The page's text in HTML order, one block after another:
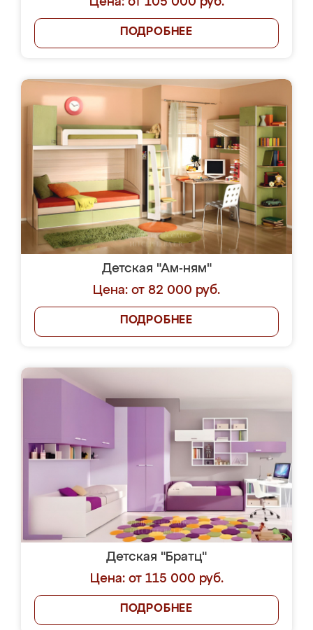
ПОДРОБНЕЕ
Детская "Ам-ням"
Цена: от 82 000 руб.
ПОДРОБНЕЕ
Детская "Братц"
Цена: от 115 000 руб.
ПОДРОБНЕЕ